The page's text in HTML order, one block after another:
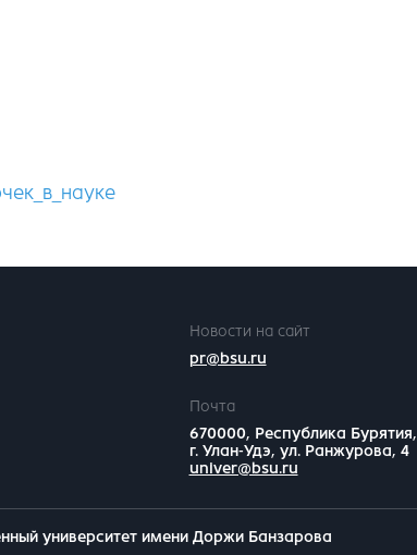
Новости на сайт
pr@bsu.ru
Почта
670000, Республика Бурятия,
г. Улан-Удэ, ул. Ранжурова, 4
univer@bsu.ru
университет имени Доржи Банзарова